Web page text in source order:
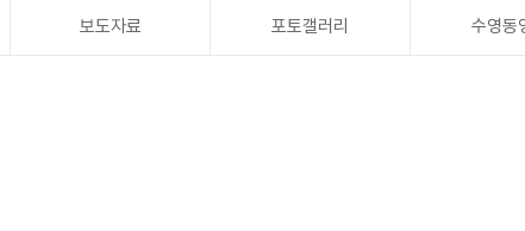
보도자료 포토갤러리 수영동